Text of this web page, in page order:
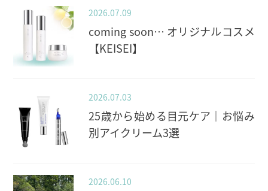
2026.07.09
coming soon… オリジナルコスメ
【KEISEI】
2026.07.03
25歳から始める目元ケア｜お悩み
別アイクリーム3選
2026.06.10